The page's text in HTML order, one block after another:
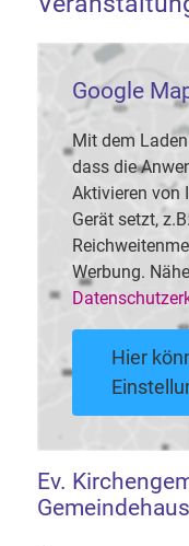
Google
Mit dem
dass die
Aktivieren von
Gerät setzt,
Werbung.
Hier
Ev.
Gemeindehaus